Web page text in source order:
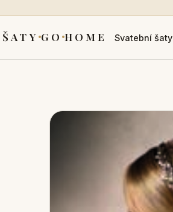
ŠATY GOHOME Svatební šaty